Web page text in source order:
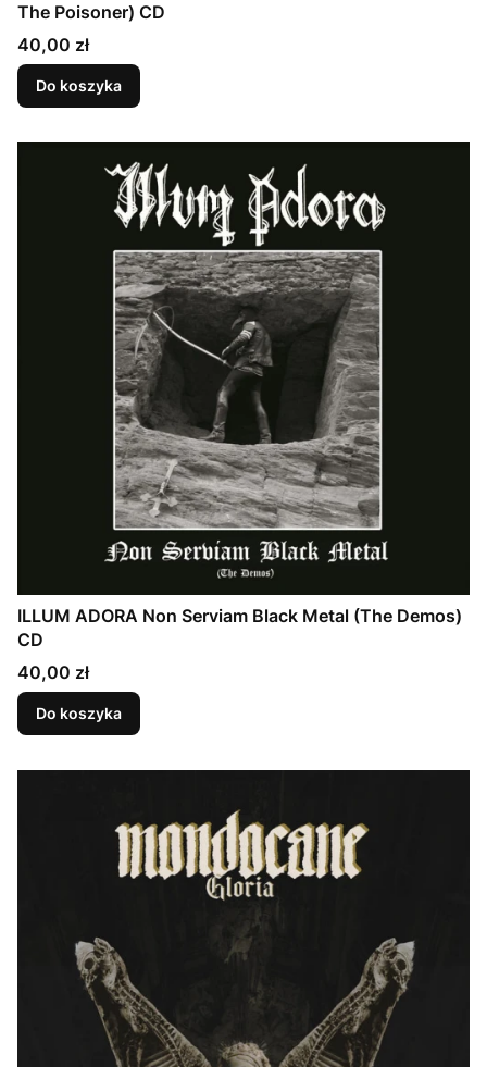
The Poisoner) CD
Cena
40,00 zł
Do koszyka
ILLUM ADORA Non Serviam Black Metal (The Demos)
CD
Cena
40,00 zł
Do koszyka